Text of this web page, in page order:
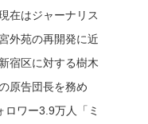
在はジャーナリス
外苑の再開発に近
宿区に対する樹木
原告団長を務め
ロワー3.9万人「ミ